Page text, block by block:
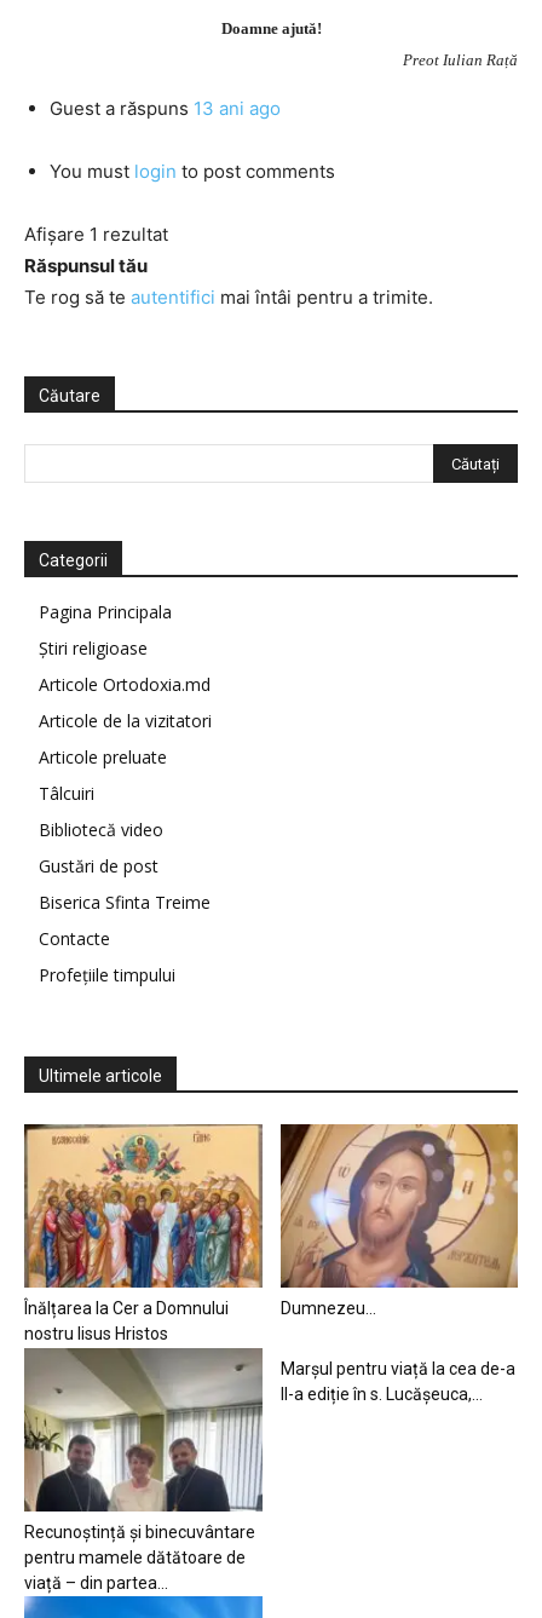
Doamne ajută!
Preot Iulian Rață
Guest a răspuns 13 ani ago
You must login to post comments
Afișare 1 rezultat
Răspunsul tău
Te rog să te autentifici mai întâi pentru a trimite.
Căutare
Categorii
Pagina Principala
Știri religioase
Articole Ortodoxia.md
Articole de la vizitatori
Articole preluate
Tâlcuiri
Bibliotecă video
Gustări de post
Biserica Sfinta Treime
Contacte
Profețiile timpului
Ultimele articole
Înălțarea la Cer a Domnului
nostru Iisus Hristos
Dumnezeu…
Recunoștință și binecuvântare
pentru mamele dătătoare de
viață – din partea...
Marșul pentru viață la cea de-a
II-a ediție în s. Lucășeuca,...